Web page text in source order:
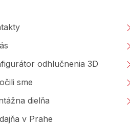
odhlučnenia 3D
sme
dielňa
v Prahe